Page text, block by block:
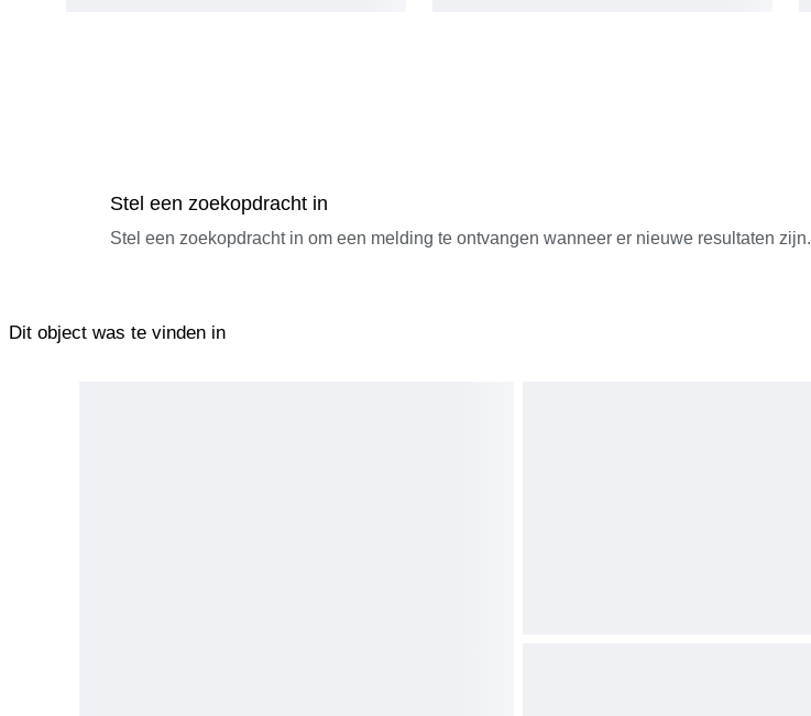
Stel een zoekopdracht in
Stel een zoekopdracht in om een melding te ontvangen wanneer er nieuwe resultaten zijn.
Dit object was te vinden in